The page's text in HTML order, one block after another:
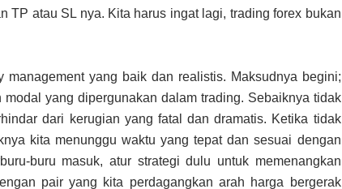
TP atau SL nya. Kita harus ingat lagi, trading forex bukan
management yang baik dan realistis. Maksudnya begini;
yang dipergunakan dalam trading. Sebaiknya tidak
dari kerugian yang fatal dan dramatis. Ketika tidak
kita menunggu waktu yang tepat dan sesuai dengan
buru masuk, atur strategi dulu untuk memenangkan
pair yang kita perdagangkan arah harga bergerak